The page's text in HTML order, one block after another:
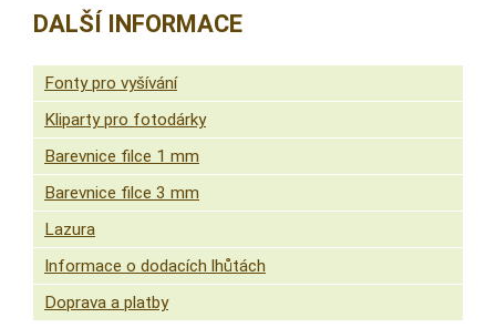
DALŠÍ INFORMACE
Fonty pro vyšívání
Kliparty pro fotodárky
Barevnice filce 1 mm
Barevnice filce 3 mm
Lazura
Informace o dodacích lhůtách
Doprava a platby